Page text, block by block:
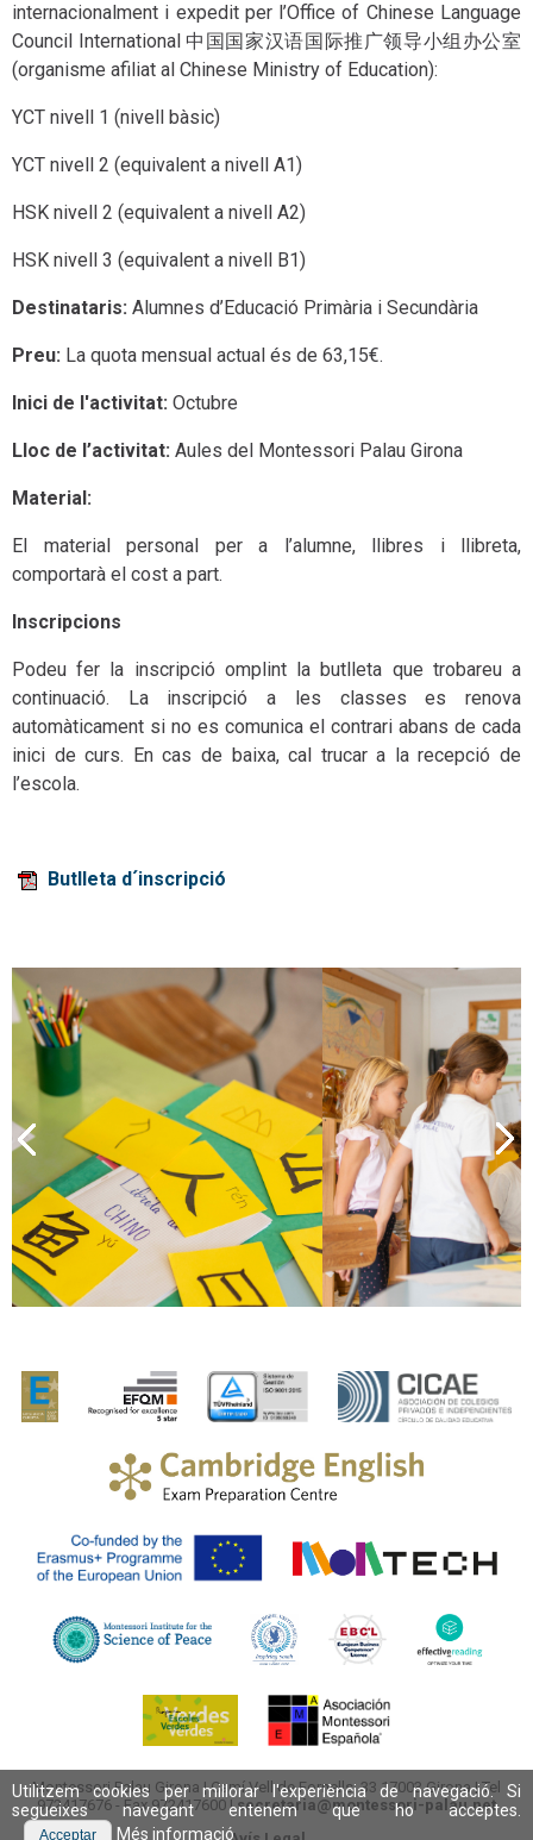
internacionalment i expedit per l’Office of Chinese Language
Council International 中国国家汉语国际推广领导小组办公室
(organisme afiliat al Chinese Ministry of Education):
YCT nivell 1 (nivell bàsic)
YCT nivell 2 (equivalent a nivell A1)
HSK nivell 2 (equivalent a nivell A2)
HSK nivell 3 (equivalent a nivell B1)
Destinataris: Alumnes d’Educació Primària i Secundària
Preu: La quota mensual actual és de 63,15€.
Inici de l'activitat: Octubre
Lloc de l’activitat: Aules del Montessori Palau Girona
Material:
El material personal per a l’alumne, llibres i llibreta,
comportarà el cost a part.
Inscripcions
Podeu fer la inscripció omplint la butlleta que trobareu a
continuació. La inscripció a les classes es renova
automàticament si no es comunica el contrari abans de cada
inici de curs. En cas de baixa, cal trucar a la recepció de
l’escola.
Butlleta d´inscripció
Montessori Palau Girona |Camí Vell de Fornells, 33 17003 Girona| Tel
972417676 - Fax 972417600 |secretaria@montessori-palau.net
Utilitzem cookies per millorar l'experiència de navegació. Si
segueixes navegant entenem que ho acceptes.
Acceptar Més informació